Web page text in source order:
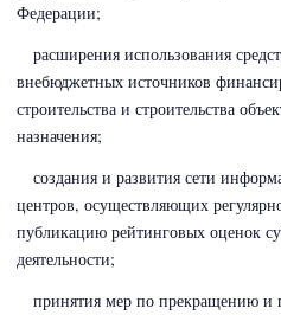
Федерации;
расширения использования
внебюджетных источников
строительства и строительства
назначения;
создания и развития сети
центров, осуществляющих
публикацию рейтинговых оценок
деятельности;
принятия мер по прекращению